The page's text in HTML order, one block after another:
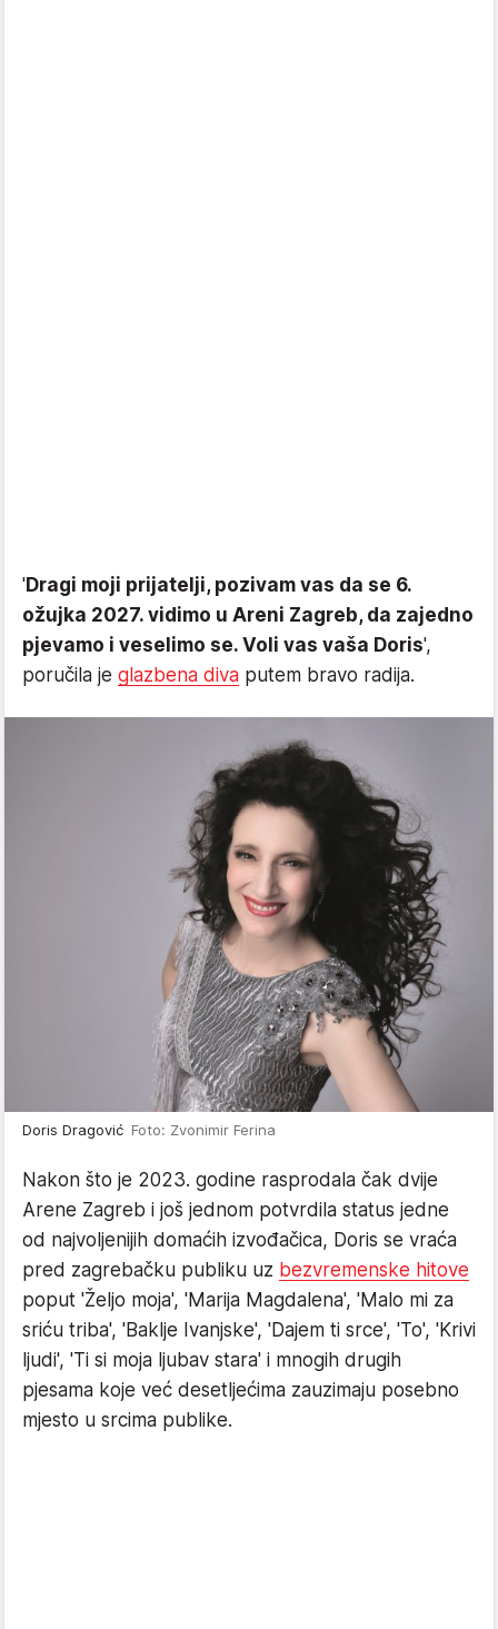
'Dragi moji prijatelji, pozivam vas da se 6.
ožujka 2027. vidimo u Areni Zagreb, da zajedno
pjevamo i veselimo se. Voli vas vaša Doris',
poručila je glazbena diva putem bravo radija.
Doris Dragović Foto: Zvonimir Ferina
Nakon što je 2023. godine rasprodala čak dvije
Arene Zagreb i još jednom potvrdila status jedne
od najvoljenijih domaćih izvođačica, Doris se vraća
pred zagrebačku publiku uz bezvremenske hitove
poput 'Željo moja', 'Marija Magdalena', 'Malo mi za
sriću triba', 'Baklje Ivanjske', 'Dajem ti srce', 'To', 'Krivi
ljudi', 'Ti si moja ljubav stara' i mnogih drugih
pjesama koje već desetljećima zauzimaju posebno
mjesto u srcima publike.